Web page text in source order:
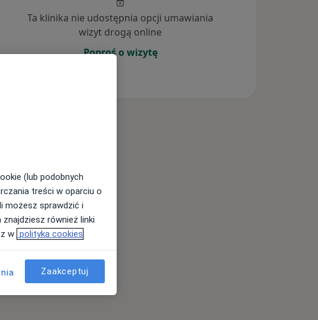
Ta klinika nie udostępnia opcji umawiania
wizyt drogą online
Poproś o wizytę
(lub podobnych
treści w oparciu o
możesz sprawdzić i
również linki
w polityka cookies
Zaakceptuj